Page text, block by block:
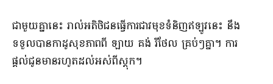
ជាមួយគ្នានេះ រាល់អតិថិជនធ្វើការជាវមុខទំនិញឥឡូវនេះ នឹង
ទទួលបានកាដូសុខភាពពី ឡាយ គង់ រីថែល​ គ្រប់ៗគ្នា។​ ការ
ផ្តល់ជូនមានរហូតដល់អស់ពីស្តុក។